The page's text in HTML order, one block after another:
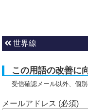
世界線
この用語の改善に
受信確認メール以外、個
メールアドレス (必須)